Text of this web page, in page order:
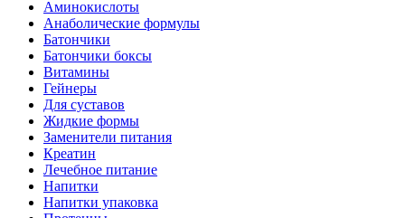
Аминокислоты
Анаболические формулы
Батончики
Батончики боксы
Витамины
Гейнеры
Для суставов
Жидкие формы
Заменители питания
Креатин
Лечебное питание
Напитки
Напитки упаковка